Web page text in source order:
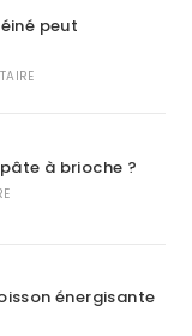
peut
à brioche ?
énergisante